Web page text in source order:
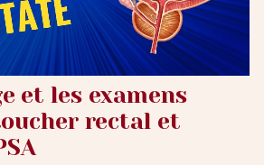
et les examens
rectal et